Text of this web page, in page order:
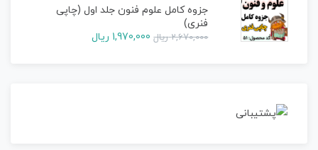
جزوه کامل علوم فنون جلد اول (چاپی
فنری)
2,670,000 ریال 1,970,000 ریال